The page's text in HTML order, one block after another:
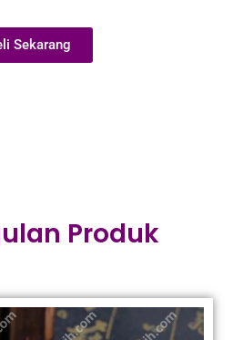
Sekarang
Produk